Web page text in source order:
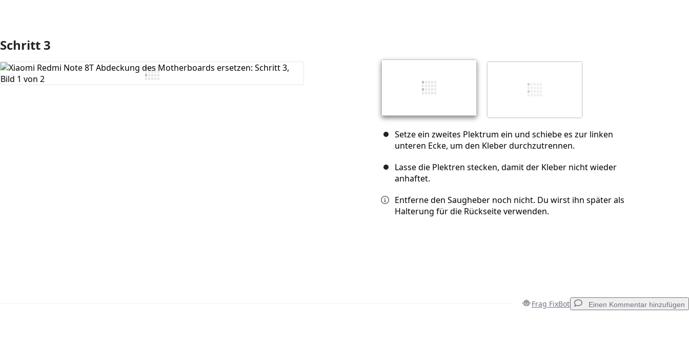
Kommentar hinzufügen
Schritt 3
Setze ein zweites Plektrum ein und schiebe es zur linken
unteren Ecke, um den Kleber durchzutrennen.
Lasse die Plektren stecken, damit der Kleber nicht wieder
anhaftet.
Entferne den Saugheber noch nicht. Du wirst ihn später als
Halterung für die Rückseite verwenden.
Frag FixBot Einen Kommentar hinzufügen